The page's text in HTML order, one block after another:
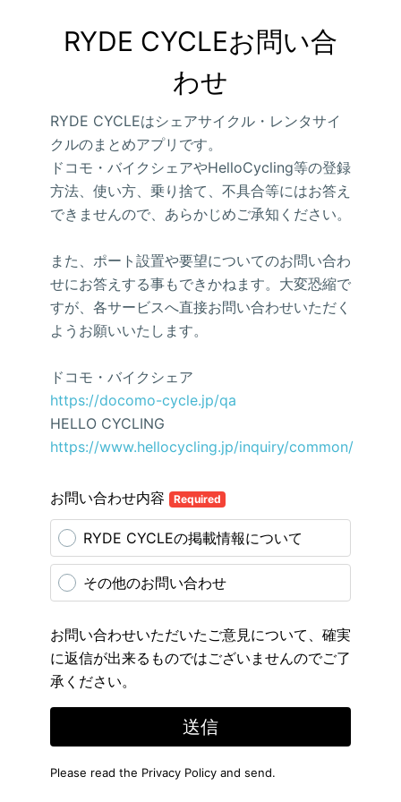
RYDE CYCLEお問い合
わせ
RYDE CYCLEはシェアサイクル・レンタサイ
クルのまとめアプリです。
ドコモ・バイクシェアやHelloCycling等の登録
方法、使い方、乗り捨て、不具合等にはお答え
できませんので、あらかじめご承知ください。
また、ポート設置や要望についてのお問い合わ
せにお答えする事もできかねます。大変恐縮で
すが、各サービスへ直接お問い合わせいただく
ようお願いいたします。
ドコモ・バイクシェア
https://docomo-cycle.jp/qa
HELLO CYCLING
https://www.hellocycling.jp/inquiry/common/
お問い合わせ内容 Required
RYDE CYCLEの掲載情報について
その他のお問い合わせ
お問い合わせいただいたご意見について、確実
に返信が出来るものではございませんのでご了
承ください。
送信
Please read the Privacy Policy and send.